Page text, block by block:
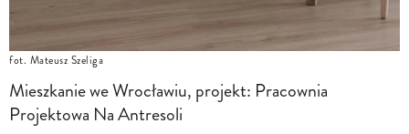
fot. Mateusz Szeliga
Mieszkanie we Wrocławiu, projekt: Pracownia
Projektowa Na Antresoli